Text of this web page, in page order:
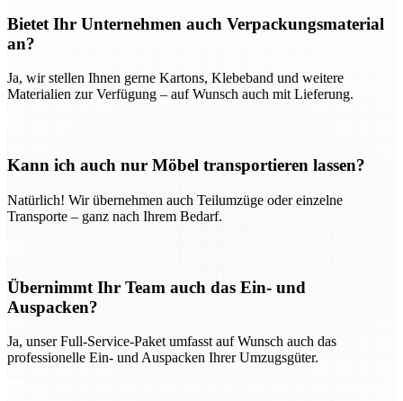
Bietet Ihr Unternehmen auch Verpackungsmaterial
an?
Ja, wir stellen Ihnen gerne Kartons, Klebeband und weitere
Materialien zur Verfügung – auf Wunsch auch mit Lieferung.
Kann ich auch nur Möbel transportieren lassen?
Natürlich! Wir übernehmen auch Teilumzüge oder einzelne
Transporte – ganz nach Ihrem Bedarf.
Übernimmt Ihr Team auch das Ein- und
Auspacken?
Ja, unser Full-Service-Paket umfasst auf Wunsch auch das
professionelle Ein- und Auspacken Ihrer Umzugsgüter.